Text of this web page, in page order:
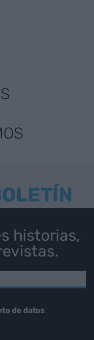
historias,
de datos.